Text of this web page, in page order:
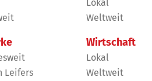
Leifers
Lokal
Weltweit
Wirtschaft
Lokal
Weltweit